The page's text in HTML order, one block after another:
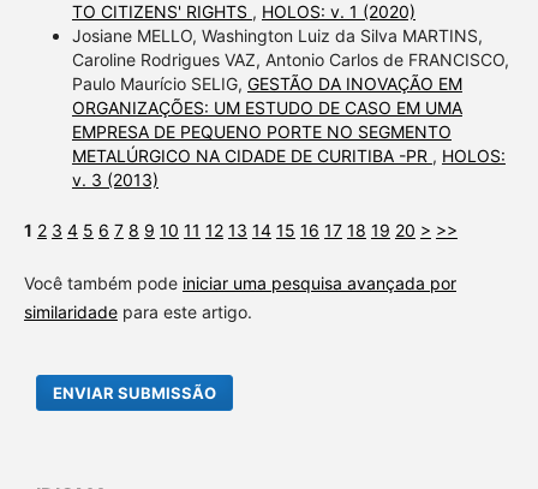
TO CITIZENS' RIGHTS , HOLOS: v. 1 (2020)
Josiane MELLO, Washington Luiz da Silva MARTINS,
Caroline Rodrigues VAZ, Antonio Carlos de FRANCISCO,
Paulo Maurício SELIG, GESTÃO DA INOVAÇÃO EM
ORGANIZAÇÕES: UM ESTUDO DE CASO EM UMA
EMPRESA DE PEQUENO PORTE NO SEGMENTO
METALÚRGICO NA CIDADE DE CURITIBA -PR , HOLOS:
v. 3 (2013)
1 2 3 4 5 6 7 8 9 10 11 12 13 14 15 16 17 18 19 20 > >>
Você também pode iniciar uma pesquisa avançada por
similaridadepara este artigo.
ENVIAR SUBMISSÃO